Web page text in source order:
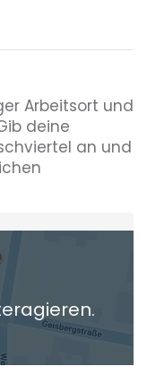
Arbeitsort und
deine
an und
morgens um 8:30.